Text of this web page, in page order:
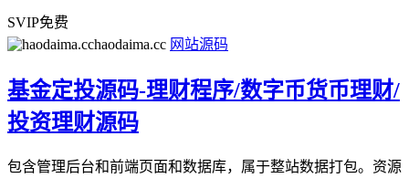
SVIP免费
haodaima.cc 网站源码
基金定投源码-理财程序/数字币货币理财/
投资理财源码
包含管理后台和前端页面和数据库，属于整站数据打包。资源